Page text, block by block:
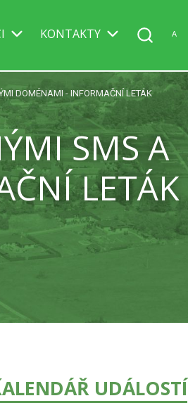
KONTAKTY A
DOMÉNAMI - INFORMAČNÍ LETÁK
SMS A
LETÁK
ALENDÁŘ UDÁLOSTÍ